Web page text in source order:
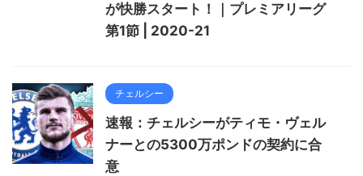
が快勝スタート！｜プレミアリーグ
第1節 | 2020-21
チェルシー
速報：チェルシーがティモ・ヴェル
ナーとの5300万ポンドの契約に合
意